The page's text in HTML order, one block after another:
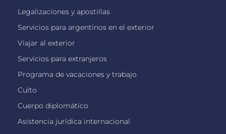
Legalizaciones y apostillas
Servicios para argentinos en el exterior
Viajar al exterior
Servicios para extranjeros
Programa de vacaciones y trabajo
Culto
Cuerpo diplomático
Asistencia jurídica internacional